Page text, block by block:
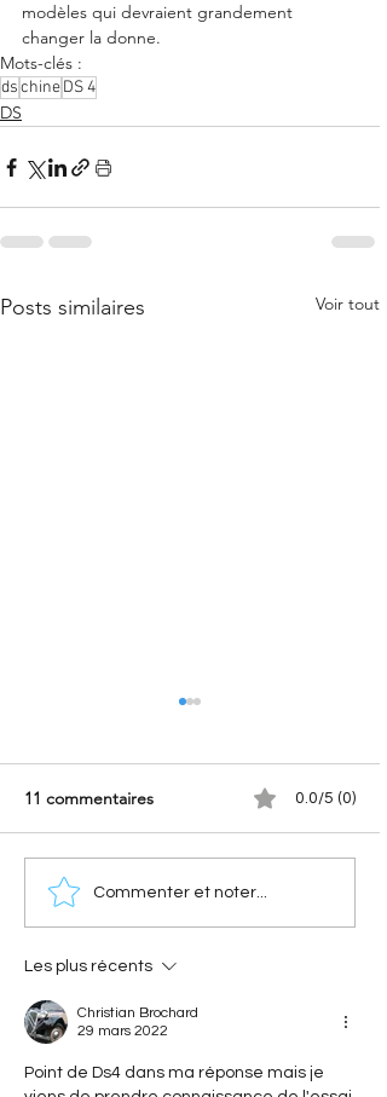
modèles qui devraient grandement
changer la donne.
Mots-clés :
dschineDS 4
DS
Posts similaires Voir tout
Tout sur le DS N°7 Élysée
oléopneumatique
11 commentaires 0.0/5 (0)
Commenter et noter...
Les plus récents
Christian Brochard
29 mars 2022
Point de Ds4 dans ma réponse mais je